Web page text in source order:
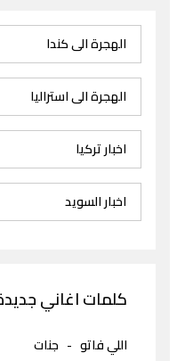
الهجرة الى كندا
الهجرة الى استراليا
اخبار تركيا
اخبار السويد
كلمات اغاني جديدة
اللي فاتو- جنات